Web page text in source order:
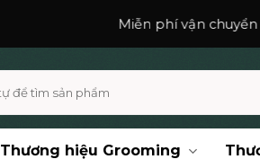
Miễn phí vận chuyển toàn quốc
Thương hiệu Grooming